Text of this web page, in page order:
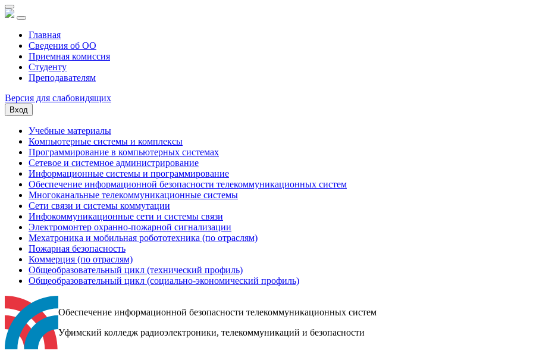
Главная
Сведения об ОО
Приемная комиссия
Студенту
Преподавателям
Версия для слабовидящих
Вход
Учебные материалы
Компьютерные системы и комплексы
Программирование в компьютерных системах
Сетевое и системное администрирование
Информационные системы и программирование
Обеспечение информационной безопасности телекоммуникационных систем
Многоканальные телекоммуникационные системы
Сети связи и системы коммутации
Инфокоммуникационные сети и системы связи
Электромонтер охранно-пожарной сигнализации
Мехатроника и мобильная робототехника (по отраслям)
Пожарная безопасность
Коммерция (по отраслям)
Общеобразовательный цикл (технический профиль)
Общеобразовательный цикл (социально-экономический профиль)
Обеспечение информационной безопасности телекоммуникационных систем
Уфимский колледж радиоэлектроники, телекоммуникаций и безопасности